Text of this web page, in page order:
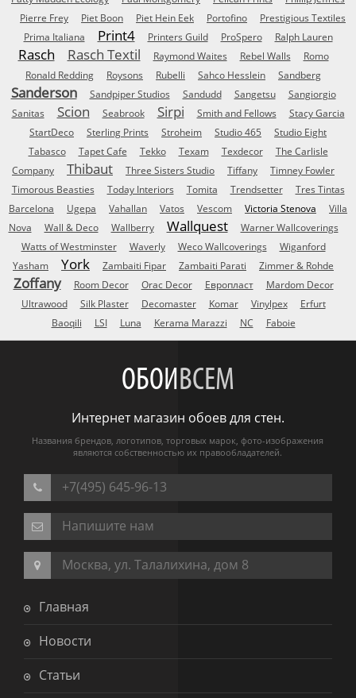
Pierre Frey
Piet Boon Piet Hein Eek Portofino
Prestigious Textiles
Prima Italiana
Print4 Printers Guild ProSpero Ralph Lauren
Rasch Rasch Textil Raymond Waites Rebel Walls
Romo
Ronald Redding
Roysons Rubelli Sahco Hesslein Sandberg
Sanderson Sandpiper Studios Sandudd Sangetsu
Sangiorgio
Sanitas
Scion Seabrook Sirpi Smith and Fellows
Stacy Garcia
StartDeco
Sterling Prints Stroheim Studio 465
Studio Eight
Tabasco
Tapet Cafe Tekko Texam Texdecor
The Carlisle
Company
Thibaut Three Sisters Studio Tiffany
Timney Fowler
Timorous Beasties
Today Interiors Tomita Trendsetter
Tres Tintas
Barcelona
Ugepa Vahallan Vatos Vescom Victoria Stenova
Villa
Nova
Wall & Deco Wallberry Wallquest
Warner Wallcoverings
Watts of Westminster
Waverly Weco Wallcoverings
Wiganford
Yasham
York Zambaiti Fipar Zambaiti Parati Zimmer & Rohde
Zoffany Room Decor Orac Decor Европласт
Mardom Decor
Ultrawood
Silk Plaster Decomaster Komar Vinylpex
Erfurt
Baoqili
LSI Luna Kerama Marazzi NC Faboie
ОБОИВСЕМ
Интернет магазин обоев для стен.
Названия брендов, логотипов, торговых марок, фото-изображения
являются собственностью их правообладателей.
+7(495) 645-96-13
Напишите нам
Москва, ул. Талалихина, дом 8
Главная
Новости
Статьи